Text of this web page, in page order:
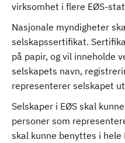
virksomhet i flere EØS-
Nasjonale myndigheter
selskapssertifikat.
på papir, og vil inneholde
selskapets navn,
representerer selskapet
Selskaper i EØS skal
personer som
skal kunne benyttes i hele